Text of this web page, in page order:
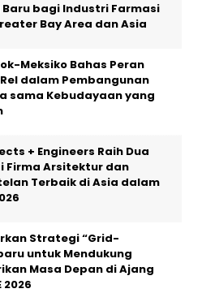
Baru bagi Industri Farmasi
Bay Area dan Asia
Meksiko Bahas Peran
dalam Pembangunan
sama Kebudayaan yang
+ Engineers Raih Dua
Firma Arsitektur dan
Terbaik di Asia dalam
Strategi “Grid-
untuk Mendukung
Masa Depan di Ajang
2026